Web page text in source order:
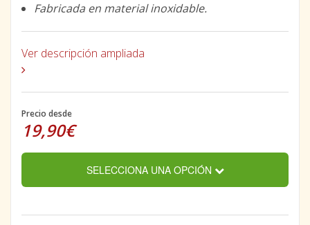
Fabricada en material inoxidable.
Ver descripción ampliada
Precio desde
19,90€
SELECCIONA UNA OPCIÓN